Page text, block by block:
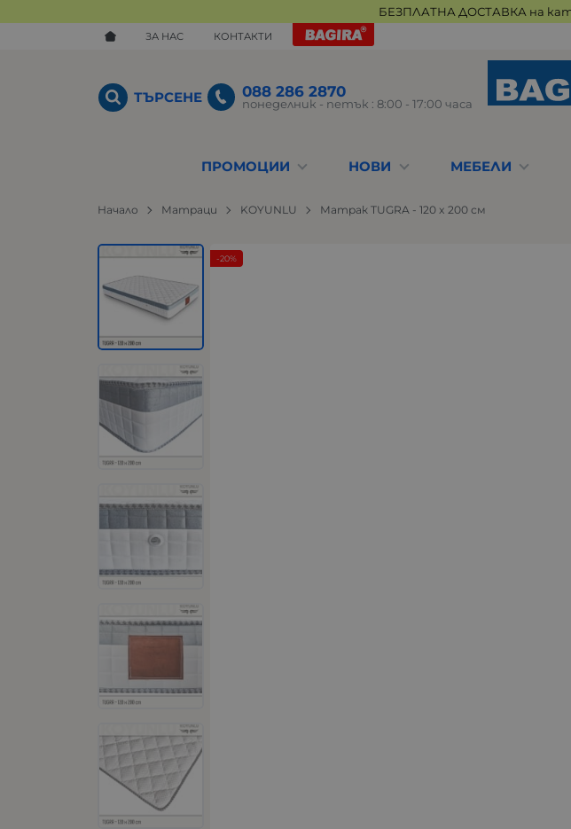
БЕЗПЛАТНА ДОСТАВКА на
ЗА НАС КОНТАКТИ
ТЪРСЕНЕ 088 286 2870
понеделник - петък : 8:00 - 17:00 часа
ПРОМОЦИИ НОВИ МЕБЕЛИ
Начало Матраци KOYUNLU Матрак TUGRA - 120 x 200 см
-20%